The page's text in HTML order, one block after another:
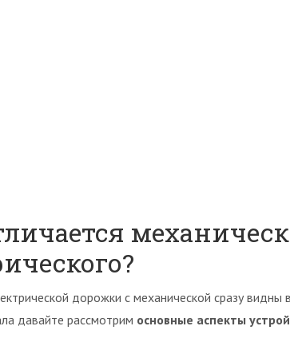
дорожки с механической сразу видны
давайте рассмотрим основные аспекты